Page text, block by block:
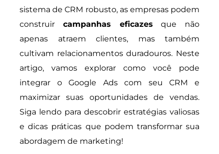
sistema de CRM robusto, as empresas podem
construir campanhas eficazes que não
apenas atraem clientes, mas também
cultivam relacionamentos duradouros. Neste
artigo, vamos explorar como você pode
integrar o Google Ads com seu CRM e
maximizar suas oportunidades de vendas.
Siga lendo para descobrir estratégias valiosas
e dicas práticas que podem transformar sua
abordagem de marketing!